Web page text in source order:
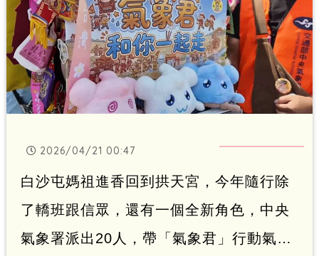
2026/04/21 00:47
白沙屯媽祖進香回到拱天宮，今年隨行除
了轎班跟信眾，還有一個全新角色，中央
氣象署派出20人，帶「氣象君」行動氣象